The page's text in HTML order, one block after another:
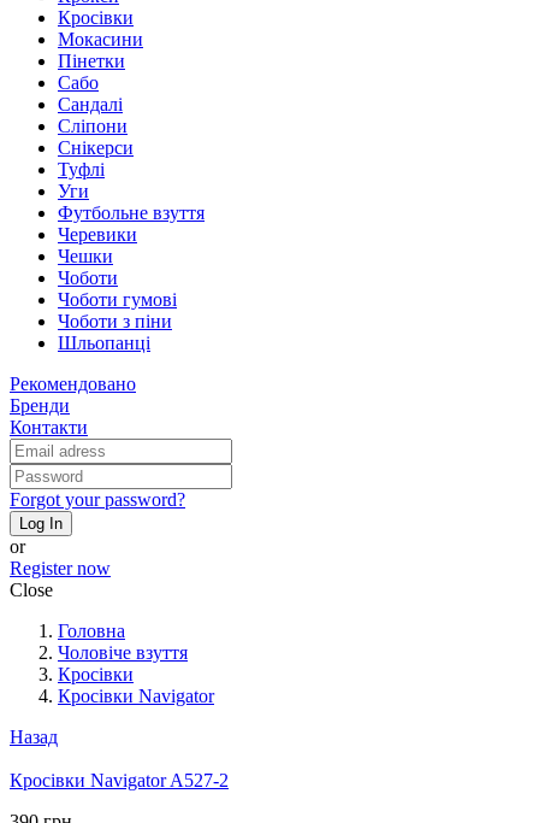
Кросівки
Мокасини
Пінетки
Сабо
Сандалі
Сліпони
Снікерси
Туфлі
Уги
Футбольне взуття
Черевики
Чешки
Чоботи
Чоботи гумові
Чоботи з піни
Шльопанці
Рекомендовано
Бренди
Контакти
Forgot your password?
Log In
or
Register now
Close
Головна
Чоловіче взуття
Кросівки
Кросівки Navigator
Назад
Кросівки Navigator A527-2